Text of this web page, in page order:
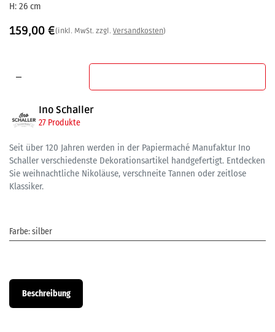
H: 26 cm
159,00 €(inkl. MwSt. zzgl. Versandkosten)
Ino Schaller
27 Produkte
Seit über 120 Jahren werden in der Papiermaché Manufaktur Ino
Schaller verschiedenste Dekorationsartikel handgefertigt. Entdecken
Sie weihnachtliche Nikoläuse, verschneite Tannen oder zeitlose
Klassiker.
Farbe:silber
Beschreibung